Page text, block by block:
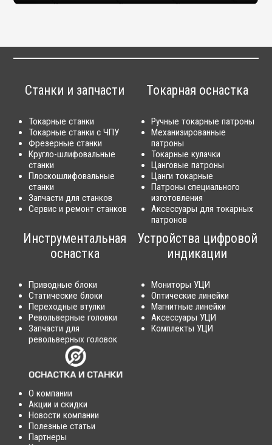
Станки и запчасти
Токарные станки
Токарные станки с ЧПУ
Фрезерные станки
Кругло-шлифовальные
станки
Плоскошлифовальные
станки
Запчасти для станков
Сервис и ремонт станков
Токарная оснастка
Ручные токарные патроны
Механизированные
патроны
Токарные кулачки
Цанговые патроны
Цанги токарные
Патроны специального
изготовления
Аксессуары для токарных
патронов
Инструментальная
оснастка
Приводные блоки
Статические блоки
Переходные втулки
Револьверные головки
Запчасти для
револьверных головок
Устройства цифровой
индикации
Мониторы УЦИ
Оптические линейки
Магнитные линейки
Аксессуары УЦИ
Комплекты УЦИ
О компании
Акции и скидки
Новости компании
Полезные статьи
Партнеры